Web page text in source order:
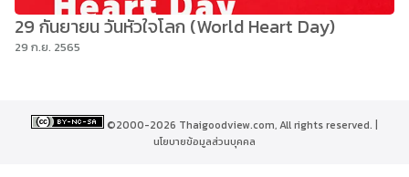
29 กันยายน วันหัวใจโลก (World Heart Day)
29 ก.ย. 2565
©2000-2026 Thaigoodview.com, All rights reserved. |
นโยบายข้อมูลส่วนบุคคล